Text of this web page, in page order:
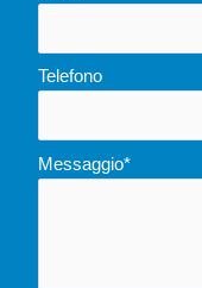
Telefono
Messaggio*